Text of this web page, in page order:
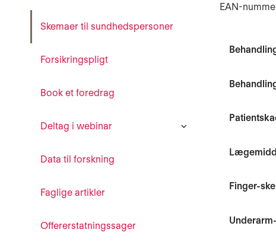
Skemaer til sundhedspersoner
Forsikringspligt
Book et foredrag
Deltag i webinar
Data til forskning
Faglige artikler
Offererstatningssager
EAN-
Finger-